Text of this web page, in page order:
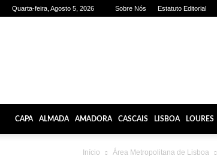
Quarta-feira, Agosto 5, 2026 Sobre Nós Estatuto Editorial
CAPA ALMADA AMADORA CASCAIS LISBOA LOURES
Início Área Metropolitana de Lisboa